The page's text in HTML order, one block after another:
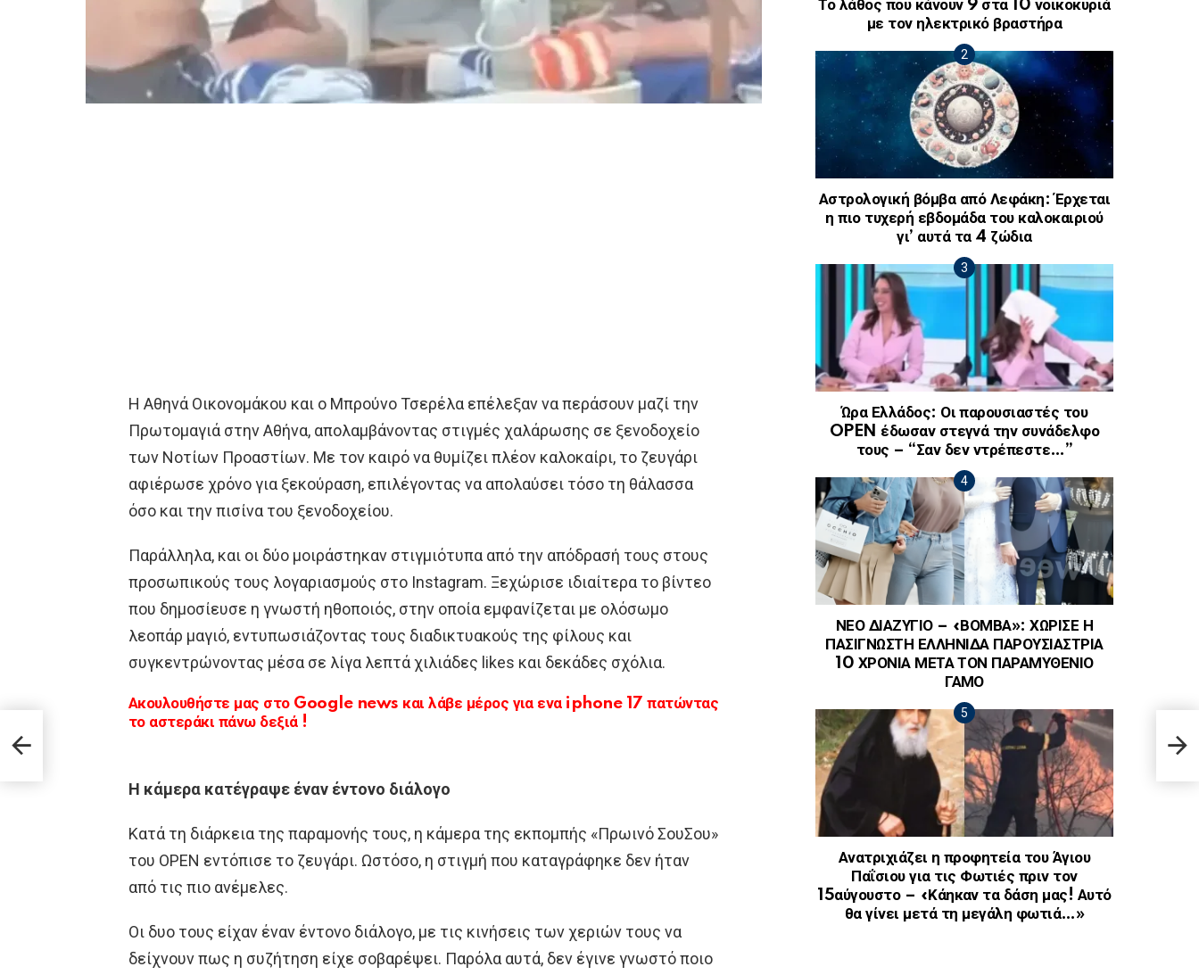
Η Αθηνά Οικονομάκου και ο Μπρούνο Τσερέλα επέλεξαν να περάσουν μαζί την
Πρωτομαγιά στην Αθήνα, απολαμβάνοντας στιγμές χαλάρωσης σε ξενοδοχείο
των Νοτίων Προαστίων. Με τον καιρό να θυμίζει πλέον καλοκαίρι, το ζευγάρι
αφιέρωσε χρόνο για ξεκούραση, επιλέγοντας να απολαύσει τόσο τη θάλασσα
όσο και την πισίνα του ξενοδοχείου.
Παράλληλα, και οι δύο μοιράστηκαν στιγμιότυπα από την απόδρασή τους στους
προσωπικούς τους λογαριασμούς στο Instagram. Ξεχώρισε ιδιαίτερα το βίντεο
που δημοσίευσε η γνωστή ηθοποιός, στην οποία εμφανίζεται με ολόσωμο
λεοπάρ μαγιό, εντυπωσιάζοντας τους διαδικτυακούς της φίλους και
συγκεντρώνοντας μέσα σε λίγα λεπτά χιλιάδες likes και δεκάδες σχόλια.
Ακουλουθήστε μας στο Google news και λάβε μέρος για ενα iphone 17 πατώντας
το αστεράκι πάνω δεξιά !
Η κάμερα κατέγραψε έναν έντονο διάλογο
Κατά τη διάρκεια της παραμονής τους, η κάμερα της εκπομπής «Πρωινό ΣουΣου»
του OPEN εντόπισε το ζευγάρι. Ωστόσο, η στιγμή που καταγράφηκε δεν ήταν
από τις πιο ανέμελες.
Οι δυο τους είχαν έναν έντονο διάλογο, με τις κινήσεις των χεριών τους να
δείχνουν πως η συζήτηση είχε σοβαρέψει. Παρόλα αυτά, δεν έγινε γνωστό ποιο
Το λάθος που κάνουν 9 στα 10 νοικοκυριά
με τον ηλεκτρικό βραστήρα
Αστρολογική βόμβα από Λεφάκη: Έρχεται
η πιο τυχερή εβδομάδα του καλοκαιριού
γι’ αυτά τα 4 ζώδια
Ώρα Ελλάδος: Οι παρουσιαστές του
OPEN έδωσαν στεγνά την συνάδελφο
τους – “Σαν δεν ντρέπεστε…”
ΝΕΟ ΔΙΑΖΥΓΙΟ – «ΒΟΜΒΑ»: ΧΩΡΙΣΕ Η
ΠΑΣΙΓΝΩΣΤΗ ΕΛΛΗΝΙΔΑ ΠΑΡΟΥΣΙΑΣΤΡΙΑ
10 ΧΡΟΝΙΑ ΜΕΤΑ ΤΟΝ ΠΑΡΑΜΥΘΕΝΙΟ
ΓΑΜΟ
Ανατριχιάζει η προφητεία του Άγιου
Παΐσιου για τις Φωτιές πριν τον
15αύγουστο – «Κάηκαν τα δάση μας! Αυτό
θα γίνει μετά τη μεγάλη φωτιά…»